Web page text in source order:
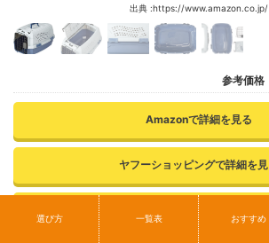
出典 :https://www.amazon.co.jp/
参考価格
Amazonで詳細を見る
ヤフーショッピングで詳細を
楽天で詳細を見る
選び方 一覧表 おすすめ